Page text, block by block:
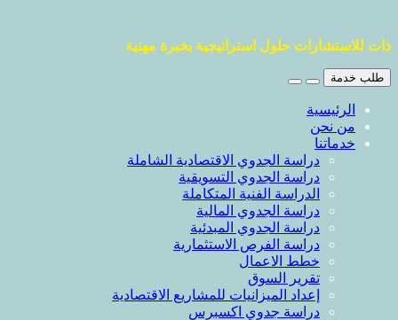
ذات للاستشارات حلول استراتيجية بخبرة مهنية
طلب خدمة
الرئيسية
من نحن
خدماتنا
دراسة الجدوي الاقتصادية الشاملة
دراسة الجدوي التسويقية
الدراسة الفنية المتكاملة
دراسة الجدوي المالية
دراسة الجدوي المبدئية
دراسة الفرص الاستثمارية
خطط الاعمال
تقرير السوق
إعداد الميزانيات للمشاريع الاقتصادية
دراسة جدوي اكسبرس